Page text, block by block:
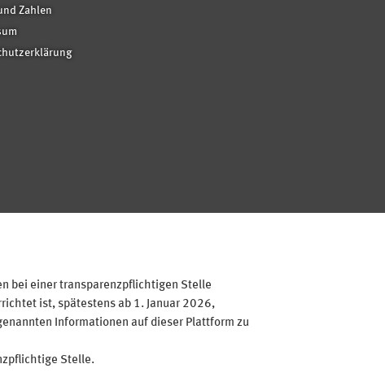
Zahlen
bei einer transparenzpflichtigen Stelle
ist, spätestens ab 1. Januar 2026,
Informationen auf dieser Plattform zu
Stelle.